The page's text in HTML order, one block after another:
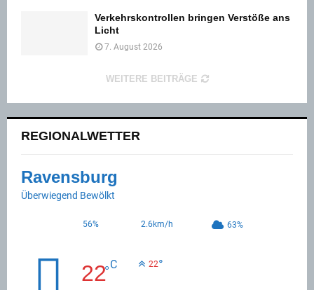
Verkehrskontrollen bringen Verstöße ans
Licht
7. August 2026
WEITERE BEITRÄGE
REGIONALWETTER
Ravensburg
Überwiegend Bewölkt
56% 2.6km/h 63%
22°C 22°